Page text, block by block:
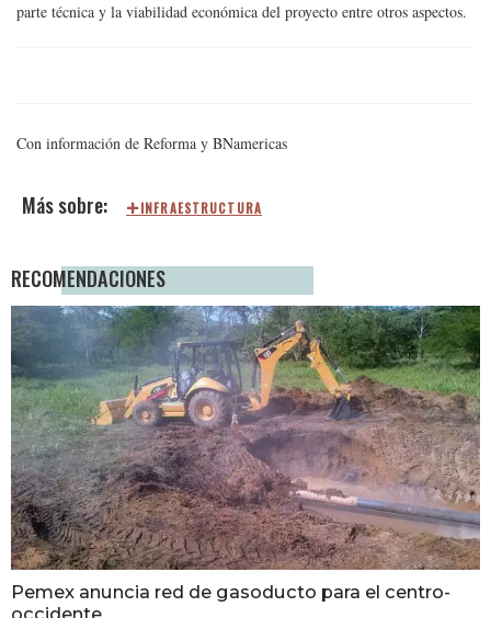
parte técnica y la viabilidad económica del proyecto entre otros aspectos.
Con información de Reforma y BNamericas
INFRAESTRUCTURA
RECOMENDACIONES
Pemex anuncia red de gasoducto para el centro-